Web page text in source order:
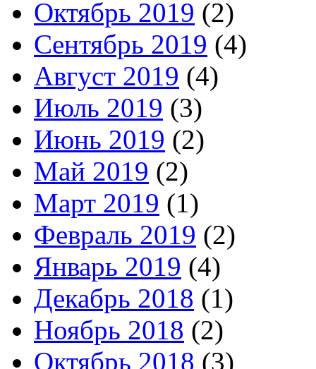
Октябрь 2019 (2)
Сентябрь 2019 (4)
Август 2019 (4)
Июль 2019 (3)
Июнь 2019 (2)
Май 2019 (2)
Март 2019 (1)
Февраль 2019 (2)
Январь 2019 (4)
Декабрь 2018 (1)
Ноябрь 2018 (2)
Октябрь 2018 (3)